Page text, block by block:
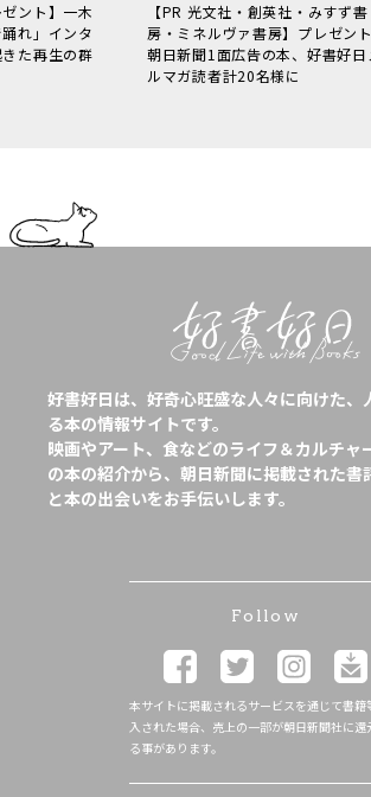
ント】一木
れ」インタ
た再生の群
【PR 光文社・創英社・みすず書
房・ミネルヴァ書房】プレゼント
朝日新聞1面広告の本、好書好日
ルマガ読者計20名様に
好書好日は、好奇心旺盛な人々に向けた、
る本の情報サイトです。
映画やアート、食などのライフ＆カルチャ
の本の紹介から、朝日新聞に掲載された書
と本の出会いをお手伝いします。
Follow
本サイトに掲載されるサービスを通じて書籍
入された場合、売上の一部が朝日新聞社に還
る事があります。